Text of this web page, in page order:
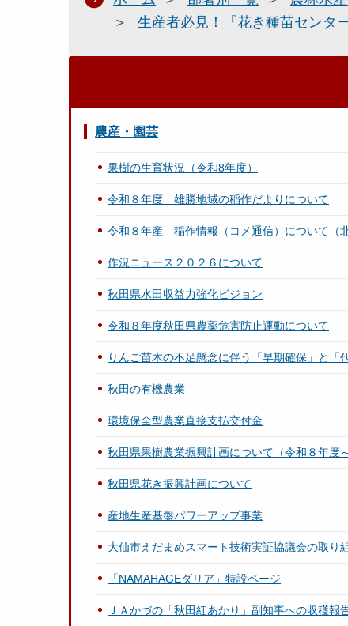
生産者必見！『花き種苗センター
農産・園芸
果樹の生育状況（令和8年度）
令和８年度 雄勝地域の稲作だよりについて
令和８年産 稲作情報（コメ通信）について（北
作況ニュース２０２６について
秋田県水田収益力強化ビジョン
令和８年度秋田県農薬危害防止運動について
りんご苗木の不足懸念に伴う「早期確保」と「
秋田の有機農業
環境保全型農業直接支払交付金
秋田県果樹農業振興計画について（令和８年度
秋田県花き振興計画について
産地生産基盤パワーアップ事業
大仙市えだまめスマート技術実証協議会の取り
「NAMAHAGEダリア」特設ページ
ＪＡかづの「秋田紅あかり」副知事への収穫報